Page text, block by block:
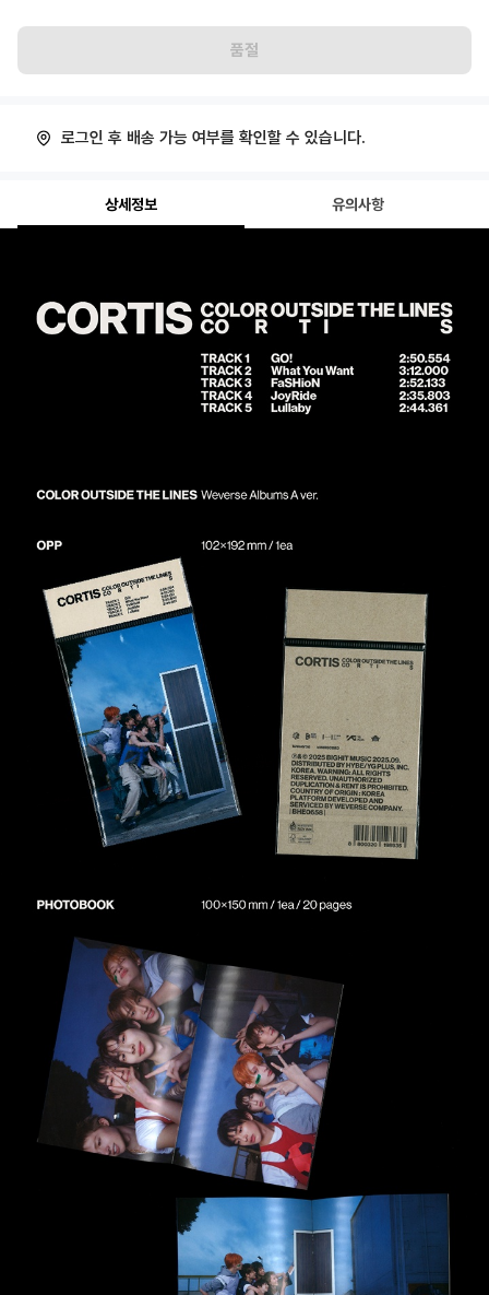
품절
로그인 후 배송 가능 여부를 확인할 수 있습니다.
상세정보 유의사항